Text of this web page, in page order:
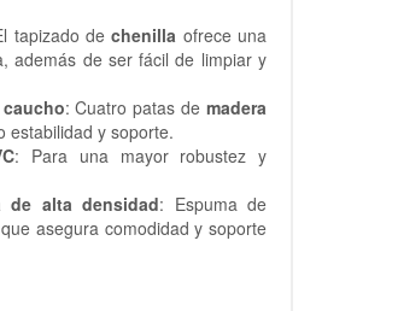
tapizado dechenilla ofrece una
además de ser fácil de limpiar y
: Cuatro patas de madera
estabilidad y soporte.
: Para una mayor robustez y
de alta densidad: Espuma de
asegura comodidad y soporte